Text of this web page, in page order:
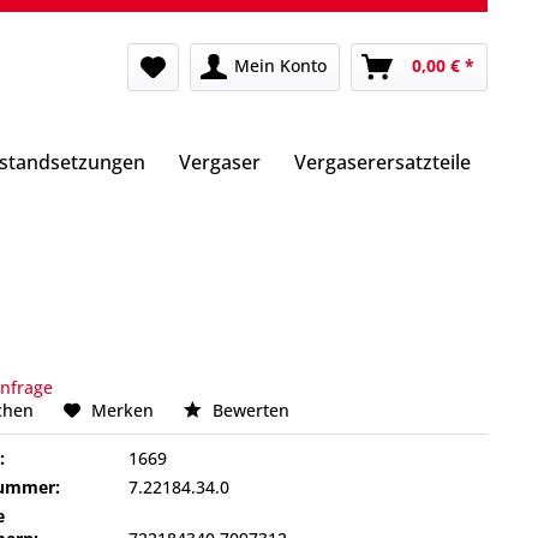
Mein Konto 0,00 € *
Vergaser Vergaserersatzteile
Merken Bewerten
1669
7.22184.34.0